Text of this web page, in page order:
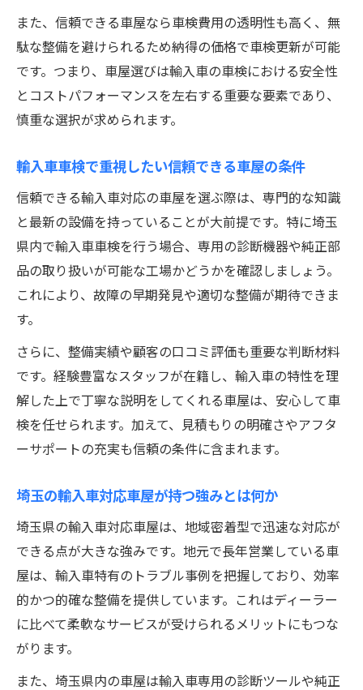
輸入車車検費用を抑えるための具体的な工
夫
車屋で受けられる輸入車車検の費用比較法
納得価格で輸入車車検を実現する交渉のコ
輸入車車検料金表の見方と注意点を解説
輸入車車検の落ちやすいポイント徹底解説
車屋が指摘する輸入車車検で落ちやすい箇
所
輸入車車検前に車屋が確認する重要パーツ
ユーザー車検で注意したい輸入車の盲点と
合格率を上げるための車屋の事前点検方法
車検で見落としやすい輸入車の整備ポイン
ト
納得価格で車屋を選ぶときの比較ポイント
輸入車車検対応の車屋を価格と実績で比較
車屋選びで重視すべき輸入車車検の明朗会
車屋の見積もり比較で納得価格を見抜く方
法
輸入車車検の追加費用が出やすいポイント
解説
また、信頼できる車屋なら車検費用の透明性も高く、無
駄な整備を避けられるため納得の価格で車検更新が可能
です。つまり、車屋選びは輸入車の車検における安全性
とコストパフォーマンスを左右する重要な要素であり、
慎重な選択が求められます。
輸入車車検で重視したい信頼できる車屋の条件
信頼できる輸入車対応の車屋を選ぶ際は、専門的な知識
と最新の設備を持っていることが大前提です。特に埼玉
県内で輸入車車検を行う場合、専用の診断機器や純正部
品の取り扱いが可能な工場かどうかを確認しましょう。
これにより、故障の早期発見や適切な整備が期待できま
す。
さらに、整備実績や顧客の口コミ評価も重要な判断材料
です。経験豊富なスタッフが在籍し、輸入車の特性を理
解した上で丁寧な説明をしてくれる車屋は、安心して車
検を任せられます。加えて、見積もりの明確さやアフタ
ーサポートの充実も信頼の条件に含まれます。
埼玉の輸入車対応車屋が持つ強みとは何か
埼玉県の輸入車対応車屋は、地域密着型で迅速な対応が
できる点が大きな強みです。地元で長年営業している車
屋は、輸入車特有のトラブル事例を把握しており、効率
的かつ的確な整備を提供しています。これはディーラー
に比べて柔軟なサービスが受けられるメリットにもつな
がります。
また、埼玉県内の車屋は輸入車専用の診断ツールや純正